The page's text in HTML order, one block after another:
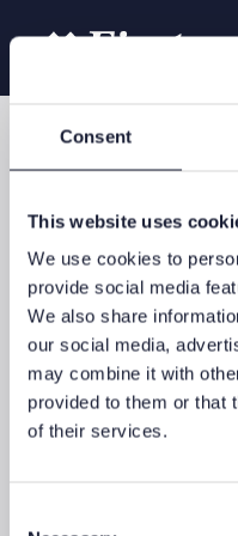
Consent
This website uses
We use cookies to
provide social media
We also share
our social media,
may combine it with
provided to them or that
of their services.
Unsere
Grosse Vermögen zu
bewirtschaften verlangt
mit individueller Beratung
Bedürfnisse von Familien.
Familienvermögen